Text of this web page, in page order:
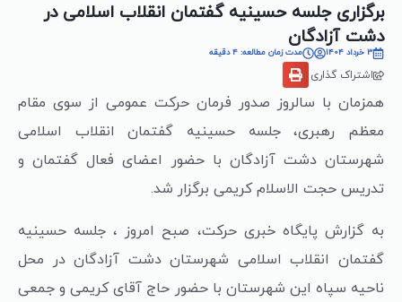
برگزاری جلسه حسینیه گفتمان انقلاب اسلامی در
دشت آزادگان
3 خرداد 1404 مدت زمان مطالعه: 4 دقیقه
اشتراک گذاری
همزمان با سالروز صدور فرمان حرکت عمومی از سوی مقام
معظم رهبری، جلسه حسینیه گفتمان انقلاب اسلامی
شهرستان دشت آزادگان با حضور اعضای فعال گفتمان و
تدریس حجت الاسلام کریمی برگزار شد.
به گزارش پایگاه خبری حرکت، صبح امروز ، جلسه حسینیه
گفتمان انقلاب اسلامی شهرستان دشت آزادگان در محل
ناحیه سپاه این شهرستان با حضور حاج آقای کریمی و جمعی